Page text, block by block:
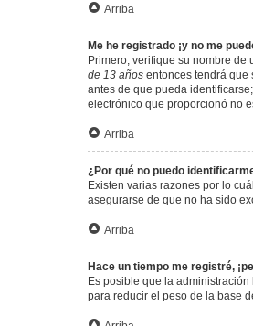
Arriba
Me he registrado ¡y no me
Primero, verifique su nombre de
de 13 años entonces tendrá que
antes de que pueda
electrónico que proporcionó no
Arriba
¿Por qué no puedo
Existen varias razones por lo
asegurarse de que no ha sido
Arriba
Hace un tiempo me registré,
Es posible que la
para reducir el peso de la base